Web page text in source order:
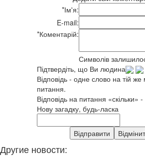
*Ім'я:
E-mail:
*Коментарій:
Символів
Підтвердіть, що Ви людина
Відповідь - одне слово на тій
питання.
Відповідь на питання «скільки»
Нову загадку, будь-ласка
Другие новости: